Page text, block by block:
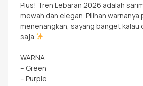
Plus! Tren Lebaran 2026 adalah
mewah dan elegan. Pilihan warnanya
menenangkan, sayang banget
saja
WARNA
– Green
– Purple